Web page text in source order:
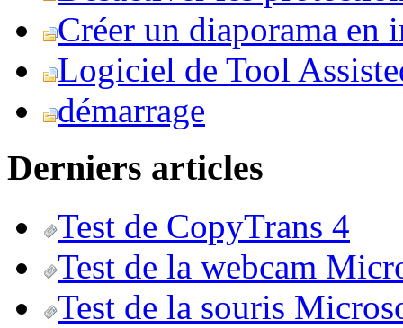
Créer un diaporama en
Logiciel de Tool
démarrage
Derniers articles
Test de CopyTrans 4
Test de la webcam
Test de la souris